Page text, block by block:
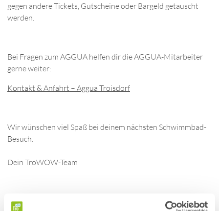
gegen andere Tickets, Gutscheine oder Bargeld getauscht
werden.
Bei Fragen zum AGGUA helfen dir die AGGUA-Mitarbeiter
gerne weiter:
Kontakt & Anfahrt – Aggua Troisdorf
Wir wünschen viel Spaß bei deinem nächsten Schwimmbad-
Besuch.
Dein TroWOW-Team